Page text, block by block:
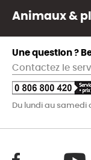
Animaux &
Une question ?
Contactez le
Du lundi au samedi